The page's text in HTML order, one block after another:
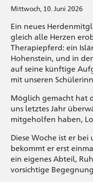
Mittwoch, 10. Juni 2026
Ein neues
gleich alle Herzen
Therapiepferd: ein
Hohenstein, und in
auf seine künftige
mit unseren
Möglich gemacht hat
uns letztes Jahr
mitgeholfen haben,
Diese Woche ist er
bekommt er erst
ein eigenes Abteil,
vorsichtige